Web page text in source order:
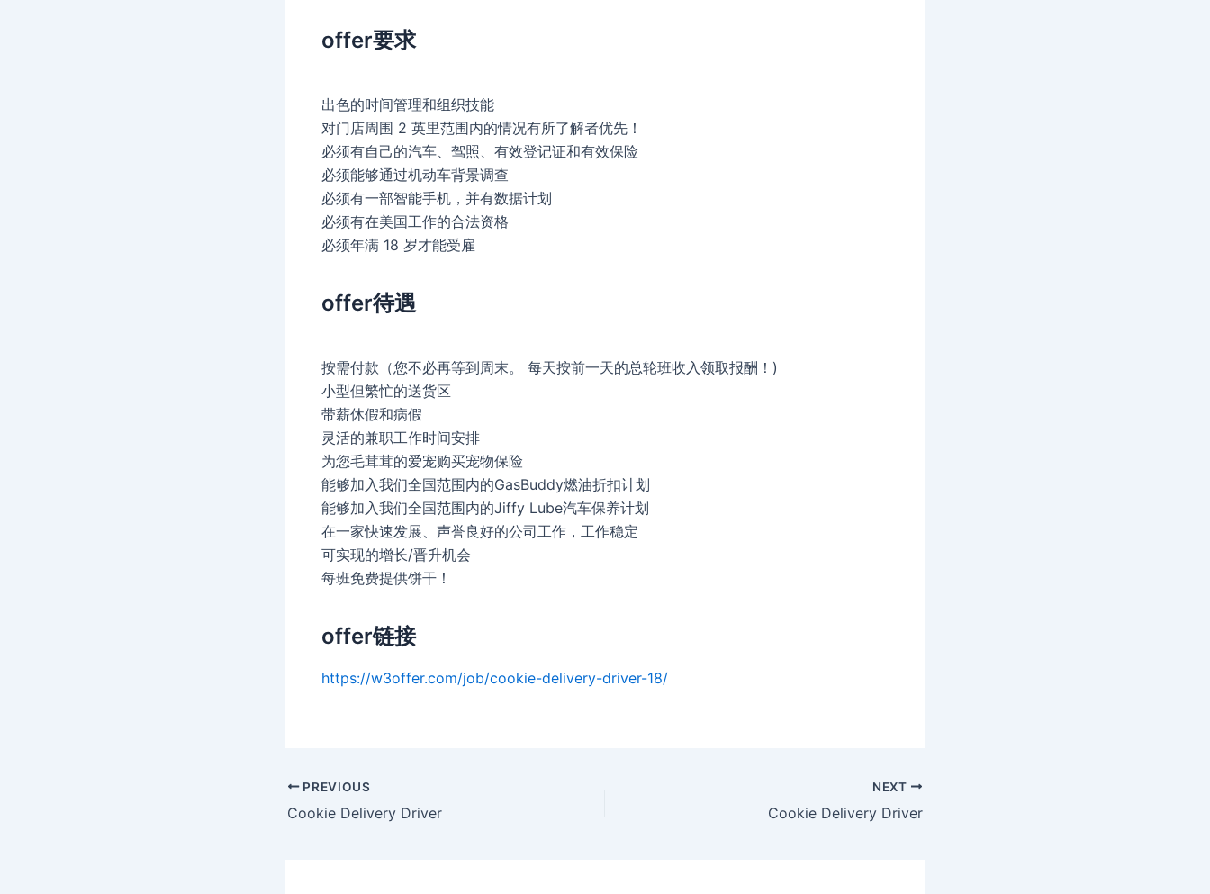
offer要求
出色的时间管理和组织技能
对门店周围 2 英里范围内的情况有所了解者优先！
必须有自己的汽车、驾照、有效登记证和有效保险
必须能够通过机动车背景调查
必须有一部智能手机，并有数据计划
必须有在美国工作的合法资格
必须年满 18 岁才能受雇
offer待遇
按需付款（您不必再等到周末。 每天按前一天的总轮班收入领取报酬！)
小型但繁忙的送货区
带薪休假和病假
灵活的兼职工作时间安排
为您毛茸茸的爱宠购买宠物保险
能够加入我们全国范围内的GasBuddy燃油折扣计划
能够加入我们全国范围内的Jiffy Lube汽车保养计划
在一家快速发展、声誉良好的公司工作，工作稳定
可实现的增长/晋升机会
每班免费提供饼干！
offer链接
https://w3offer.com/job/cookie-delivery-driver-18/
Post
navigation
PREVIOUS
Cookie Delivery Driver
NEXT
Cookie Delivery Driver